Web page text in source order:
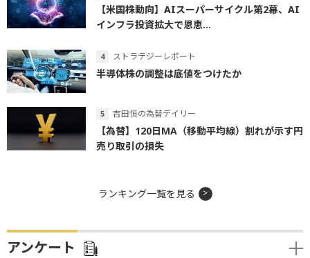
【米国株動向】AIスーパーサイクル第2幕、AI
インフラ投資拡大で恩恵...
ストラテジーレポート
半導体株の調整は底値をつけたか
吉田恒の為替デイリー
【為替】120日MA（移動平均線）割れが示す円
売り取引の損失
ランキング一覧を見る
アンケート